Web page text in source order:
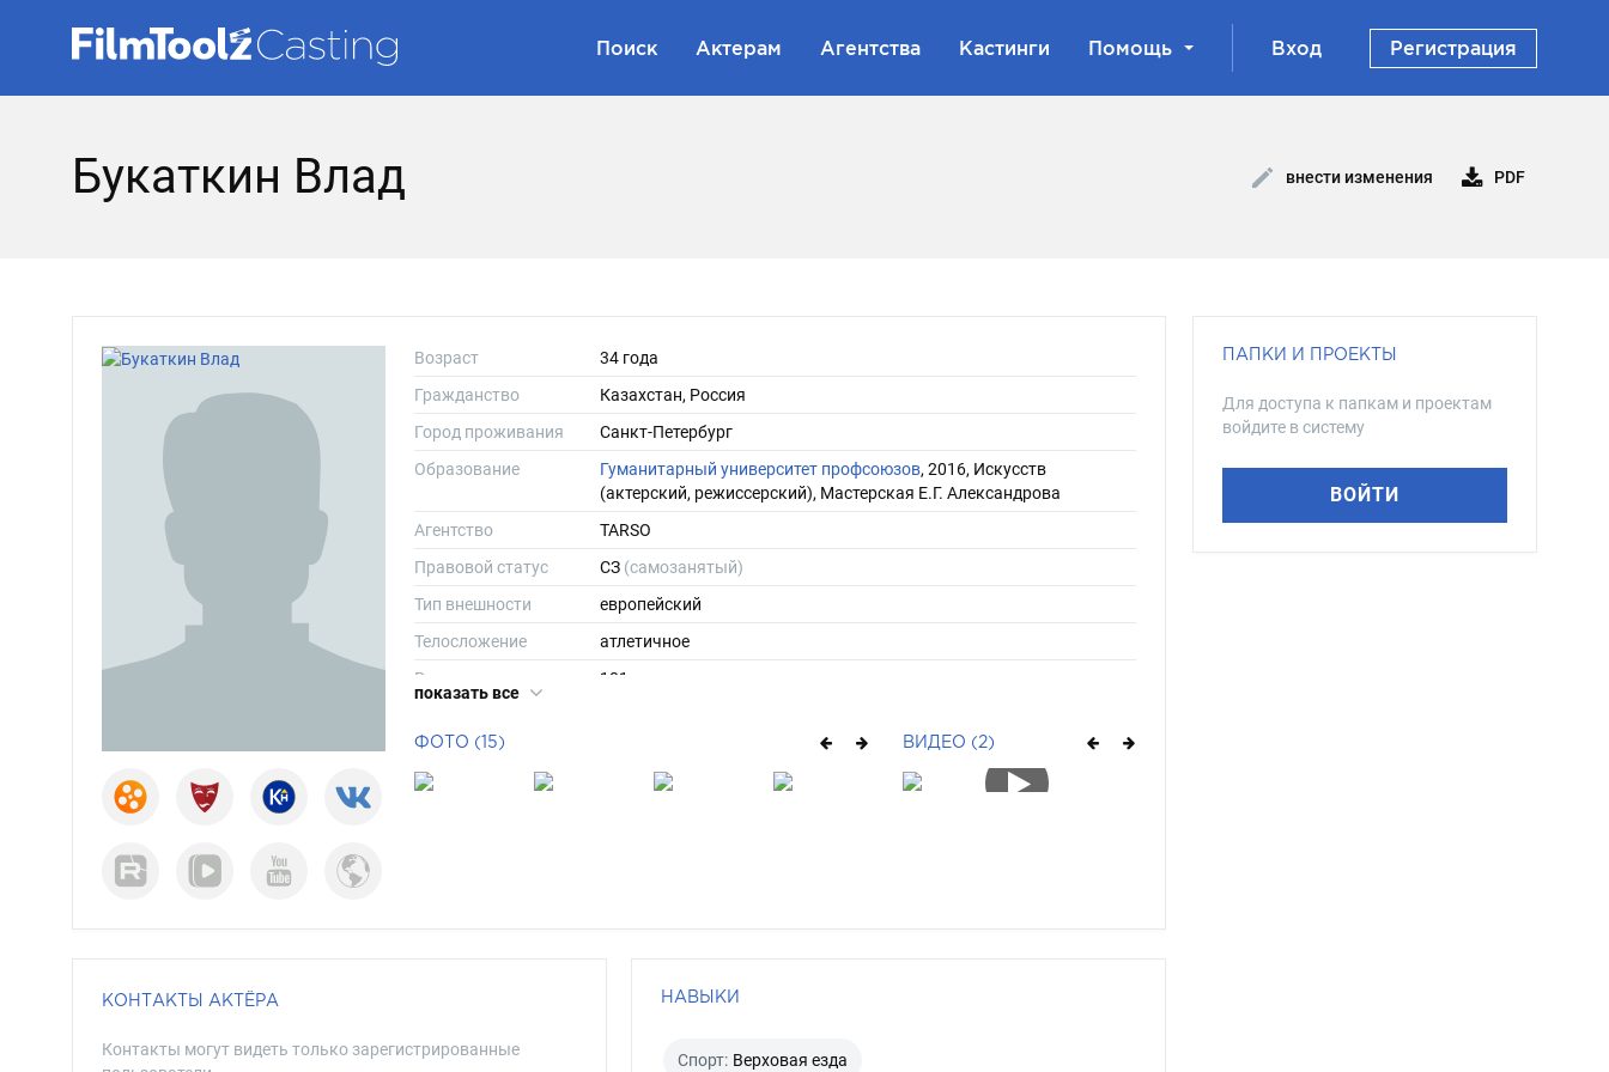
Поиск Актерам Агентства Кастинги Помощь Вход Регистрация
Букаткин Влад внести изменения PDF
Возраст
34 года
Гражданство
Казахстан, Россия
Город проживания
Санкт-Петербург
Образование
Гуманитарный университет профсоюзов, 2016, Искусств
(актерский, режиссерский), Мастерская Е.Г. Александрова
Агентство
TARSO
Правовой статус
СЗ (самозанятый)
Тип внешности
европейский
Телосложение
атлетичное
Рост
181
Цвет волос
Цвет глаз
голубой
показать все
ФОТО (15) ВИДЕО (2)
КОНТАКТЫ АКТЁРА
Контакты могут видеть только зарегистрированные
НАВЫКИ
Спорт: Верховая езда
ПАПКИ И ПРОЕКТЫ
Для доступа к папкам и проектам
войдите в систему
ВОЙТИ